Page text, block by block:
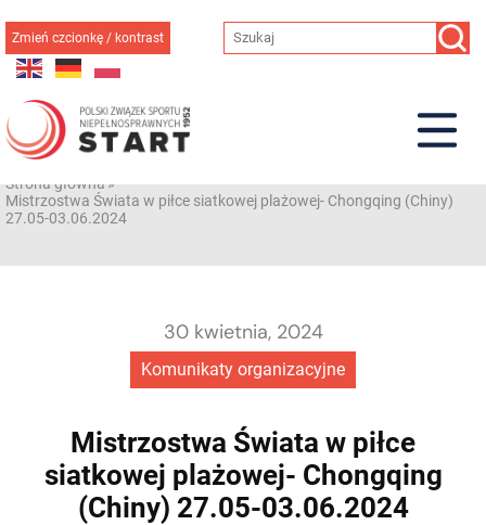
do
treści
Zmień czcionkę / kontrast
Strona główna»
Mistrzostwa Świata w piłce siatkowej plażowej- Chongqing (Chiny)
27.05-03.06.2024
Komunikaty organizacyjne
30 kwietnia, 2024
Mistrzostwa Świata w piłce
siatkowej plażowej- Chongqing
(Chiny) 27.05-03.06.2024